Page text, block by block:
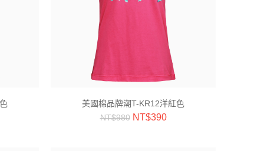
美國棉品牌潮T-KR12洋紅色
NT$980 NT$390